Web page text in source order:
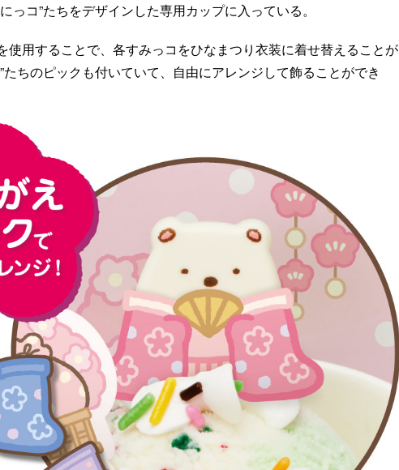
っコ”たちをデザインした専用カップに入っている。
使用することで、各すみっコをひなまつり衣装に着せ替えることが
たちのピックも付いていて、自由にアレンジして飾ることができ